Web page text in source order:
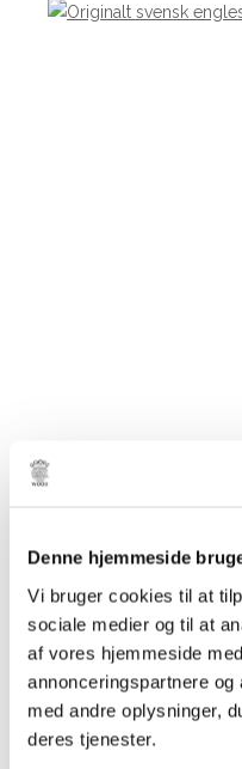
Denne hjemmeside
Vi bruger cookies til at
sociale medier og til at
af vores hjemmeside
annonceringspartnere
med andre oplysninger,
deres tjenester.